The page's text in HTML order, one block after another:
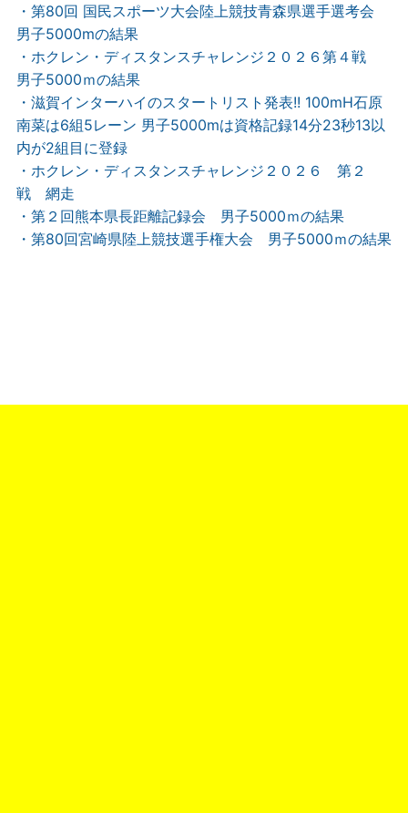
・第80回 国民スポーツ大会陸上競技青森県選手選考会
男子5000mの結果
・ホクレン・ディスタンスチャレンジ２０２６第４戦
男子5000ｍの結果
・滋賀インターハイのスタートリスト発表!! 100mH石原
南菜は6組5レーン 男子5000mは資格記録14分23秒13以
内が2組目に登録
・ホクレン・ディスタンスチャレンジ２０２６ 第２
戦 網走
・第２回熊本県長距離記録会 男子5000ｍの結果
・第80回宮崎県陸上競技選手権大会 男子5000ｍの結果